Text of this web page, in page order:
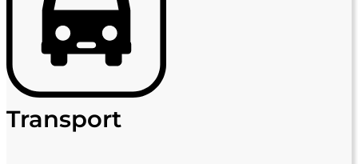
Transport